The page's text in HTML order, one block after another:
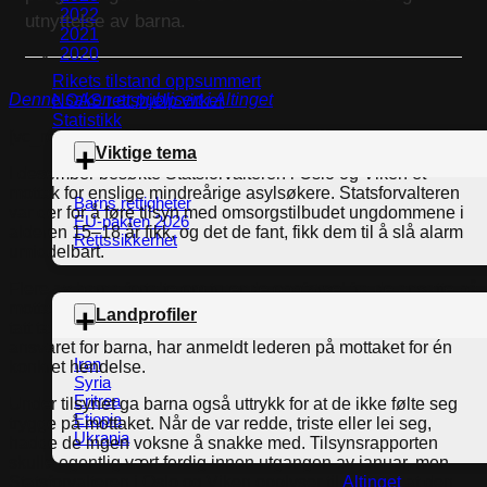
2022
2021
2020
Rikets tilstand oppsummert
NOAS rettshjelp virker
Statistikk
Viktige tema
Barns rettigheter
EU-pakten 2026
Rettssikkerhet
Landprofiler
Iran
Syria
Eritrea
Etiopia
Ukrania
utnyttelse av barna.
Denne saken er publisert i Altinget
[vc_row gap=”5″][vc_column width=”2/3″][vc_column_text]
I desember besøkte Statsforvalteren i Oslo og Viken et
mottak for enslige mindreårige asylsøkere. Statsforvalteren
var der for å føre tilsyn med omsorgstilbudet ungdommene i
alderen 15–18 år fikk, og det de fant, fikk dem til å slå alarm
umiddelbart.
Flere av barna fortalte om truende oppførsel fra de ansatte på
mottaket. Ansatte skulle i enkelte tilfeller ha dyttet og fysisk
tatt tak i barn, ifølge et brev NRK har omtalt. UDI, som har
ansvaret for barna, har anmeldt lederen på mottaket for én
konkret hendelse.
Under tilsynet ga barna også uttrykk for at de ikke følte seg
trygge på mottaket. Når de var redde, triste eller lei seg,
hadde de ingen voksne å snakke med. Tilsynsrapporten
skulle egentlig vært ferdig innen utgangen av januar, men
Altingetat den